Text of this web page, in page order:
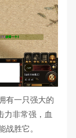
有一只强大的
非常强，血
战胜它。